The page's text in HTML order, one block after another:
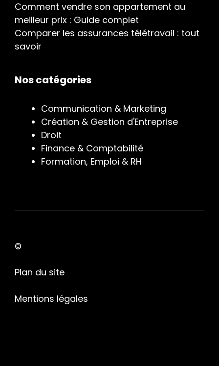
Comment vendre son appartement au
meilleur prix : Guide complet
Comparer les assurances télétravail : tout
savoir
Nos catégories
Communication & Marketing
Création & Gestion d'Entreprise
Droit
Finance & Comptabilité
Formation, Emploi & RH
©
Plan du site
Mentions légales